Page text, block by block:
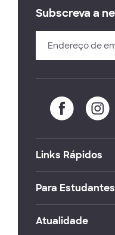
Subscreva a
Links Rápidos
Para Estudantes
Atualidade